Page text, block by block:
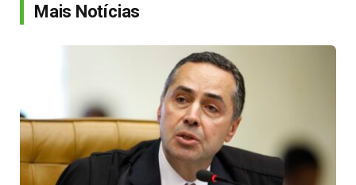
Mais Notícias